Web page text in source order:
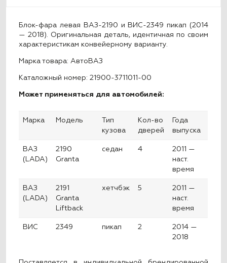
Блок-фара левая ВАЗ-2190 и ВИС-2349 пикап (2014
— 2018). Оригинальная деталь, идентичная по своим
характеристикам конвейерному варианту.
Марка товара: АвтоВАЗ
Каталожный номер: 21900-3711011-00
Может применяться для автомобилей:
Марка Модель
Тип
кузова
Кол-во
дверей
Года
выпуска
ВАЗ
(LADA)
2190
Granta
седан 4
2011 —
наст.
время
ВАЗ
(LADA)
2191
Granta
Liftback
хетчбэк 5
2011 —
наст.
время
ВИС 2349 пикап 2
2014 —
2018